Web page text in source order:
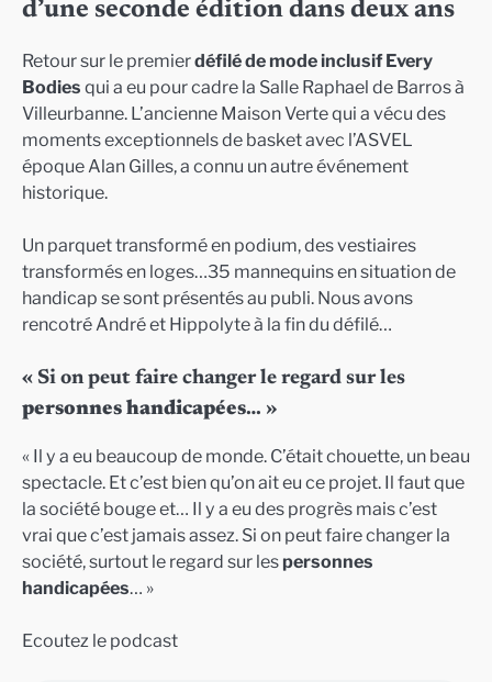
d’une seconde édition dans deux ans
Retour sur le premierdéfilé de mode inclusif Every
Bodies qui a eu pour cadre la Salle Raphael de Barros à
Villeurbanne. L’ancienne Maison Verte qui a vécu des
moments exceptionnels de basket avec l’ASVEL
époque Alan Gilles, a connu un autre événement
historique.
Un parquet transformé en podium, des vestiaires
transformés en loges…35 mannequins en situation de
handicap se sont présentés au publi. Nous avons
rencotré André et Hippolyte à la fin du défilé…
« Si on peut faire changer le regard sur les
personnes handicapées… »
« Il y a eu beaucoup de monde. C’était chouette, un beau
spectacle. Et c’est bien qu’on ait eu ce projet. Il faut que
la société bouge et… Il y a eu des progrès mais c’est
vrai que c’est jamais assez. Si on peut faire changer la
société, surtout le regard sur les personnes
handicapées… »
Ecoutez le podcast